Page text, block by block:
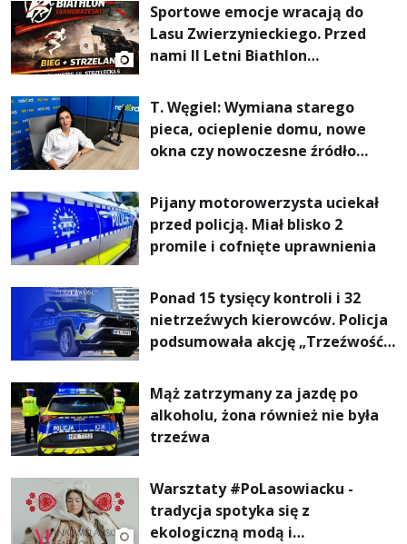
Sportowe emocje wracają do
Lasu Zwierzynieckiego. Przed
nami II Letni Biathlon
T. Węgiel: Wymiana starego
pieca, ocieplenie domu, nowe
okna czy nowoczesne źródło
rachunki za energię, lepszy
komfort życia i... czystsze
powietrze
Pijany motorowerzysta uciekał
przed policją. Miał blisko 2
promile i cofnięte uprawnienia
Ponad 15 tysięcy kontroli i 32
nietrzeźwych kierowców. Policja
podsumowała akcję „Trzeźwość”
Mąż zatrzymany za jazdę po
alkoholu, żona również nie była
trzeźwa
Warsztaty #PoLasowiacku -
tradycja spotyka się z
ekologiczną modą i